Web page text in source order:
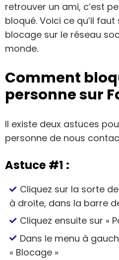
retrouver un ami, c’est
bloqué. Voici ce qu’il
blocage sur le réseau
monde.
Comment
personne sur
Il existe deux astuces
personne de nous
Astuce #1 :
Cliquez sur la sorte
à droite, dans la barre
Cliquez ensuite sur «
Dans le menu à
« Blocage »